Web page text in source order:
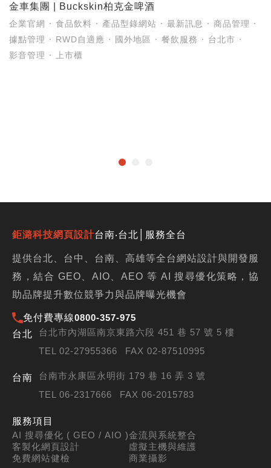
金車集團 | Buckskin柏克金啤酒
企業官網 食品飲料 產品型錄網站 最新訊息
商品管理
據點管理
RWD自適應 國外地區 餐飲服務
台北市
影音管理
上市櫃
鉅潞科技網頁設計台南‧台北│服務全台
提供台北、台中、台南、高雄等全台網站設計與開發服
務，結合 GEO、AIO、AEO 等 AI 搜尋優化策略，協
助品牌提升數位競爭力與品牌曝光機會
免付費專線0800-357-975
台北
台北市內湖區南京東路六段 451 巷 57 號 5 樓
TEL 02-27955366
FAX 02-87510995
台南
台南市永康區永明街 179 巷 16 弄 3 號
TEL 06-2317666
FAX 06-2015783
服務項目
AI 搜尋優化 ( GEO / AIO )
客製化網頁設計
免費網站健檢
金流與系統整合
虛擬主機與維護
商業攝影